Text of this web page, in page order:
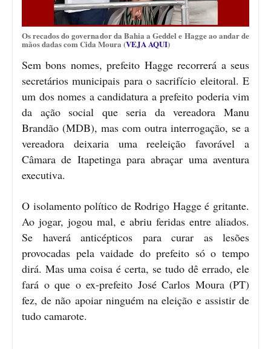
Os recados do governador da Bahia a Geddel e Hagge ao andar de
mãos dadas com Cida Moura (VEJA AQUI)
Sem bons nomes, prefeito Hagge recorrerá a seus
secretários municipais para o sacrifício eleitoral. E
um dos nomes a candidatura a prefeito poderia vim
da ação social que seria da vereadora Manu
Brandão (MDB), mas com outra interrogação, se a
vereadora deixaria uma reeleição favorável a
Câmara de Itapetinga para abraçar uma aventura
executiva.
O isolamento político de Rodrigo Hagge é gritante.
Ao jogar, jogou mal, e abriu feridas entre aliados.
Se haverá anticépticos para curar as lesões
provocadas pela vaidade do prefeito só o tempo
dirá. Mas uma coisa é certa, se tudo dê errado, ele
fará o que o ex-prefeito José Carlos Moura (PT)
fez, de não apoiar ninguém na eleição e assistir de
tudo camarote.